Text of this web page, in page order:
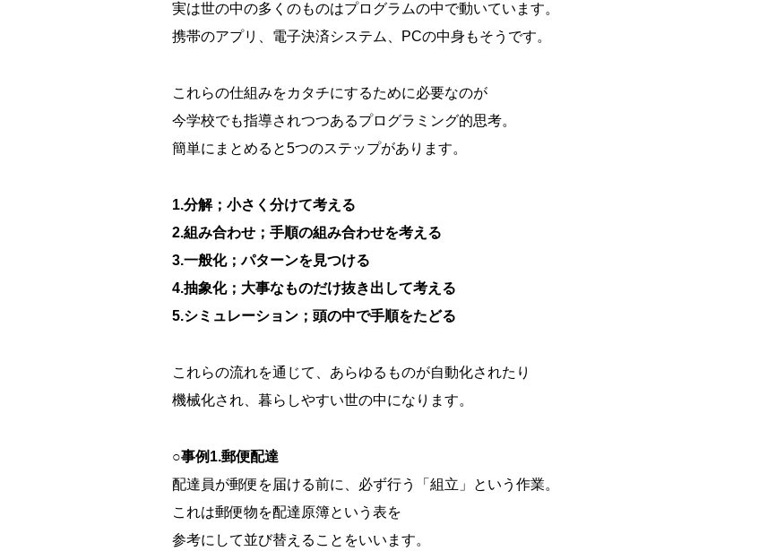
実は世の中の多くのものはプログラムの中で動いています。
携帯のアプリ、電子決済システム、PCの中身もそうです。
これらの仕組みをカタチにするために必要なのが
今学校でも指導されつつあるプログラミング的思考。
簡単にまとめると5つのステップがあります。
1.分解；小さく分けて考える
2.組み合わせ；手順の組み合わせを考える
3.一般化；パターンを見つける
4.抽象化；大事なものだけ抜き出して考える
5.シミュレーション；頭の中で手順をたどる
これらの流れを通じて、あらゆるものが自動化されたり
機械化され、暮らしやすい世の中になります。
○事例1.郵便配達
配達員が郵便を届ける前に、必ず行う「組立」という作業。
これは郵便物を配達原簿という表を
参考にして並び替えることをいいます。